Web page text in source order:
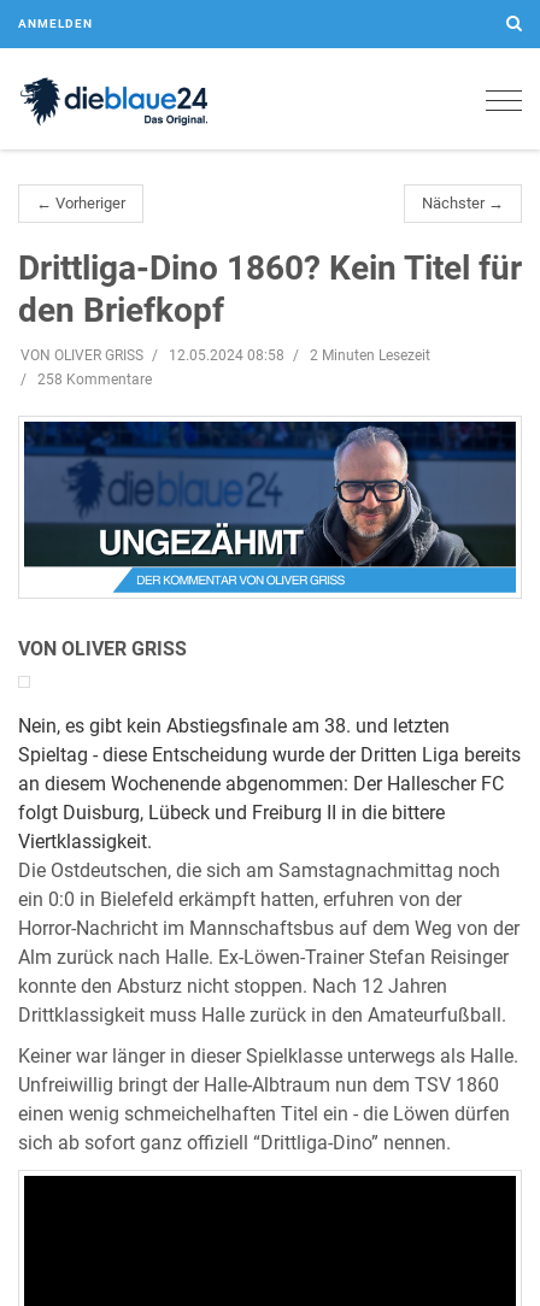
ANMELDEN
← Vorheriger Nächster →
Drittliga-Dino 1860? Kein Titel für
den Briefkopf
VON OLIVER GRISS 12.05.2024 08:58
2 Minuten Lesezeit
258 Kommentare
VON OLIVER GRISS
Nein, es gibt kein Abstiegsfinale am 38. und letzten
Spieltag - diese Entscheidung wurde der Dritten Liga bereits
an diesem Wochenende abgenommen: Der Hallescher FC
folgt Duisburg, Lübeck und Freiburg II in die bittere
Viertklassigkeit.
Die Ostdeutschen, die sich am Samstagnachmittag noch
ein 0:0 in Bielefeld erkämpft hatten, erfuhren von der
Horror-Nachricht im Mannschaftsbus auf dem Weg von der
Alm zurück nach Halle. Ex-Löwen-Trainer Stefan Reisinger
konnte den Absturz nicht stoppen. Nach 12 Jahren
Drittklassigkeit muss Halle zurück in den Amateurfußball.
Keiner war länger in dieser Spielklasse unterwegs als Halle.
Unfreiwillig bringt der Halle-Albtraum nun dem TSV 1860
einen wenig schmeichelhaften Titel ein - die Löwen dürfen
sich ab sofort ganz offiziell “Drittliga-Dino” nennen.